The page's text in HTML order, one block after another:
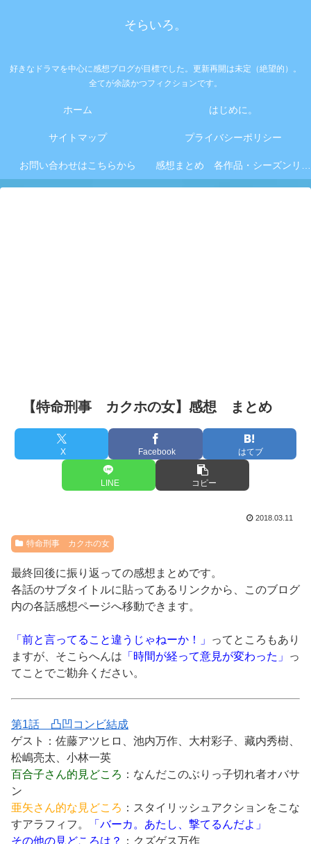
そらいろ。
好きなドラマを中心に感想ブログが目標でした。更新再開は未定（絶望的）。
全てが余談かつフィクションです。
ホーム はじめに。
サイトマップ プライバシーポリシー
お問い合わせはこちらから 感想まとめ 各作品・シーズンリンク集
【特命刑事 カクホの女】感想 まとめ
X Facebook はてブ
LINE コピー
2018.03.11
特命刑事 カクホの女
最終回後に振り返っての感想まとめです。
各話のサブタイトルに貼ってあるリンクから、このブログ
内の各話感想ページへ移動できます。
「前と言ってること違うじゃねーか！」
ってところもあり
ますが、そこらへんは 「時間が経って意見が変わった」
っ
てことでご勘弁ください。
第1話 凸凹コンビ結成
ゲスト：佐藤アツヒロ、池内万作、大村彩子、藏内秀樹、
松嶋亮太、小林一英
百合子さん的見どころ ：なんだこのぶりっ子切れ者オバサ
ン
亜矢さん的な見どころ ：スタイリッシュアクションをこな
すアラフィフ。
「バーカ。あたし、撃てるんだよ」
その他の見どころは？
：クズゲス万作